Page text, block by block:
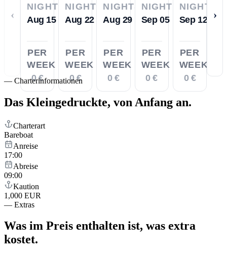
‹
NIGHTS
Aug 15
PER
WEEK
0 €
NIGHTS
Aug 22
PER
WEEK
0 €
NIGHTS
Aug 29
PER
WEEK
0 €
NIGHTS
Sep 05
PER
WEEK
0 €
NIGHTS
Sep 12
PER
WEEK
0 €
›
— Charterinformationen
Das Kleingedruckte, von Anfang an.
Charterart
Bareboat
Anreise
17:00
Abreise
09:00
Kaution
1,000 EUR
— Extras
Was im Preis enthalten ist, was extra
kostet.